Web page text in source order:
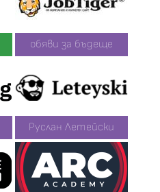
обяви за бъдеще
Руслан Летейски